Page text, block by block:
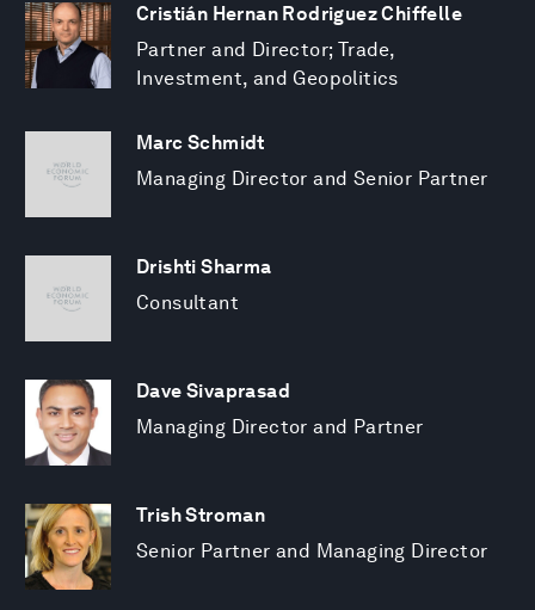
Cristián Hernan Rodriguez Chiffelle
Partner and Director; Trade,
Investment, and Geopolitics
Marc Schmidt
Managing Director and Senior Partner
Drishti Sharma
Consultant
Dave Sivaprasad
Managing Director and Partner
Trish Stroman
Senior Partner and Managing Director